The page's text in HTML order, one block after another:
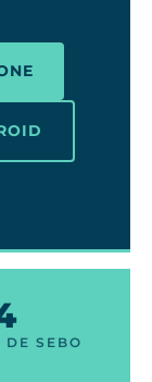
DE SEBO